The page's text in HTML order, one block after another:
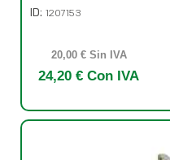
ID: 1207153
20,00 € Sin IVA
24,20 € Con IVA